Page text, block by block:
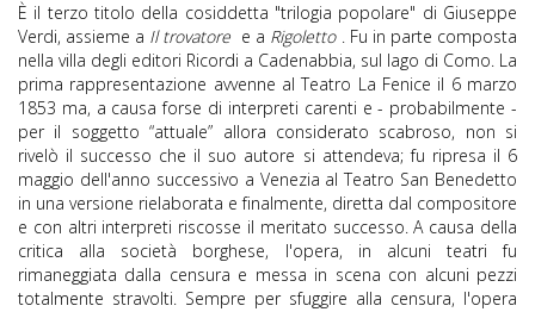
È il terzo titolo della cosiddetta "trilogia popolare" di Giuseppe
Verdi, assieme a Il trovatore e a Rigoletto . Fu in parte composta
nella villa degli editori Ricordi a Cadenabbia, sul lago di Como. La
prima rappresentazione avvenne al Teatro La Fenice il 6 marzo
1853 ma, a causa forse di interpreti carenti e - probabilmente -
per il soggetto “attuale” allora considerato scabroso, non si
rivelò il successo che il suo autore si attendeva; fu ripresa il 6
maggio dell'anno successivo a Venezia al Teatro San Benedetto
in una versione rielaborata e finalmente, diretta dal compositore
e con altri interpreti riscosse il meritato successo. A causa della
critica alla società borghese, l'opera, in alcuni teatri fu
rimaneggiata dalla censura e messa in scena con alcuni pezzi
totalmente stravolti. Sempre per sfuggire alla censura, l'opera